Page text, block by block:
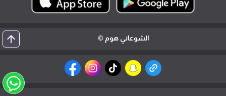
الشوعاني هوم © arrow_upward